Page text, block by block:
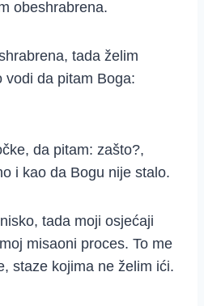
obeshrabrena.
tada želim
vodi da pitam Boga:
da pitam: zašto?,
i kao da Bogu nije stalo.
tada moji osjećaji
misaoni proces. To me
staze kojima ne želim ići.